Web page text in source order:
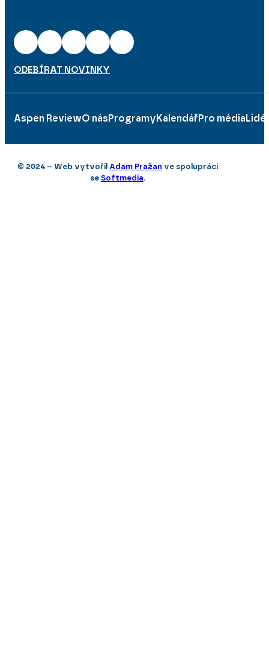
ODEBÍRAT NOVINKY
Aspen ReviewO nás Programy Kalendář Pro média Lidé
© 2024 – Web vytvořil Adam Pražan ve spolupráci
se Softmedia.